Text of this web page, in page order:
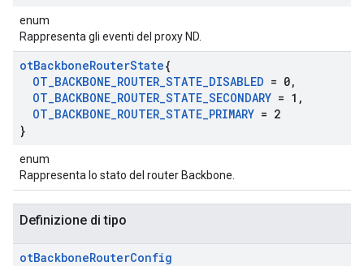
enum
Rappresenta gli eventi del proxy ND.
otBackboneRouterState{
OT_BACKBONE_ROUTER_STATE_DISABLED = 0,
OT_BACKBONE_ROUTER_STATE_SECONDARY = 1 ,
OT_BACKBONE_ROUTER_STATE_PRIMARY = 2
}
enum
Rappresenta lo stato del router Backbone.
Definizione di tipo
otBackboneRouterConfig